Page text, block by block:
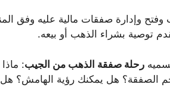
وإدارة صفقات مالية عليه وفق
توصية بشراء الذهب أو بيعه.
رحلة صفقة الذهب من الجيب:
الصفقة؟ هل يمكنك رؤية الهامش؟